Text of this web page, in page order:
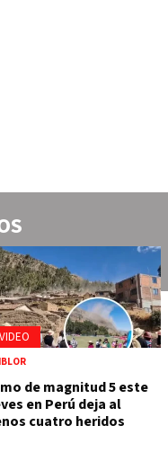
VIDEO
de magnitud 5 este
en Perú deja al
cuatro heridos